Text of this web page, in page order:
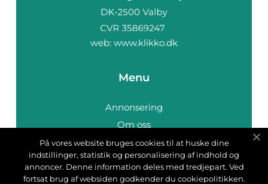
web: www.klikko.dk
Menu
Annonsering
Om oss
Cookies
Kontakta oss
Sitemap
På vores website bruges cookies til at huske dine
indstillinger, statistik og personalisering af indhold og
annoncer. Denne information deles med tredjepart. Ved
fortsat brug af websiden godkender du cookiepolitikken.